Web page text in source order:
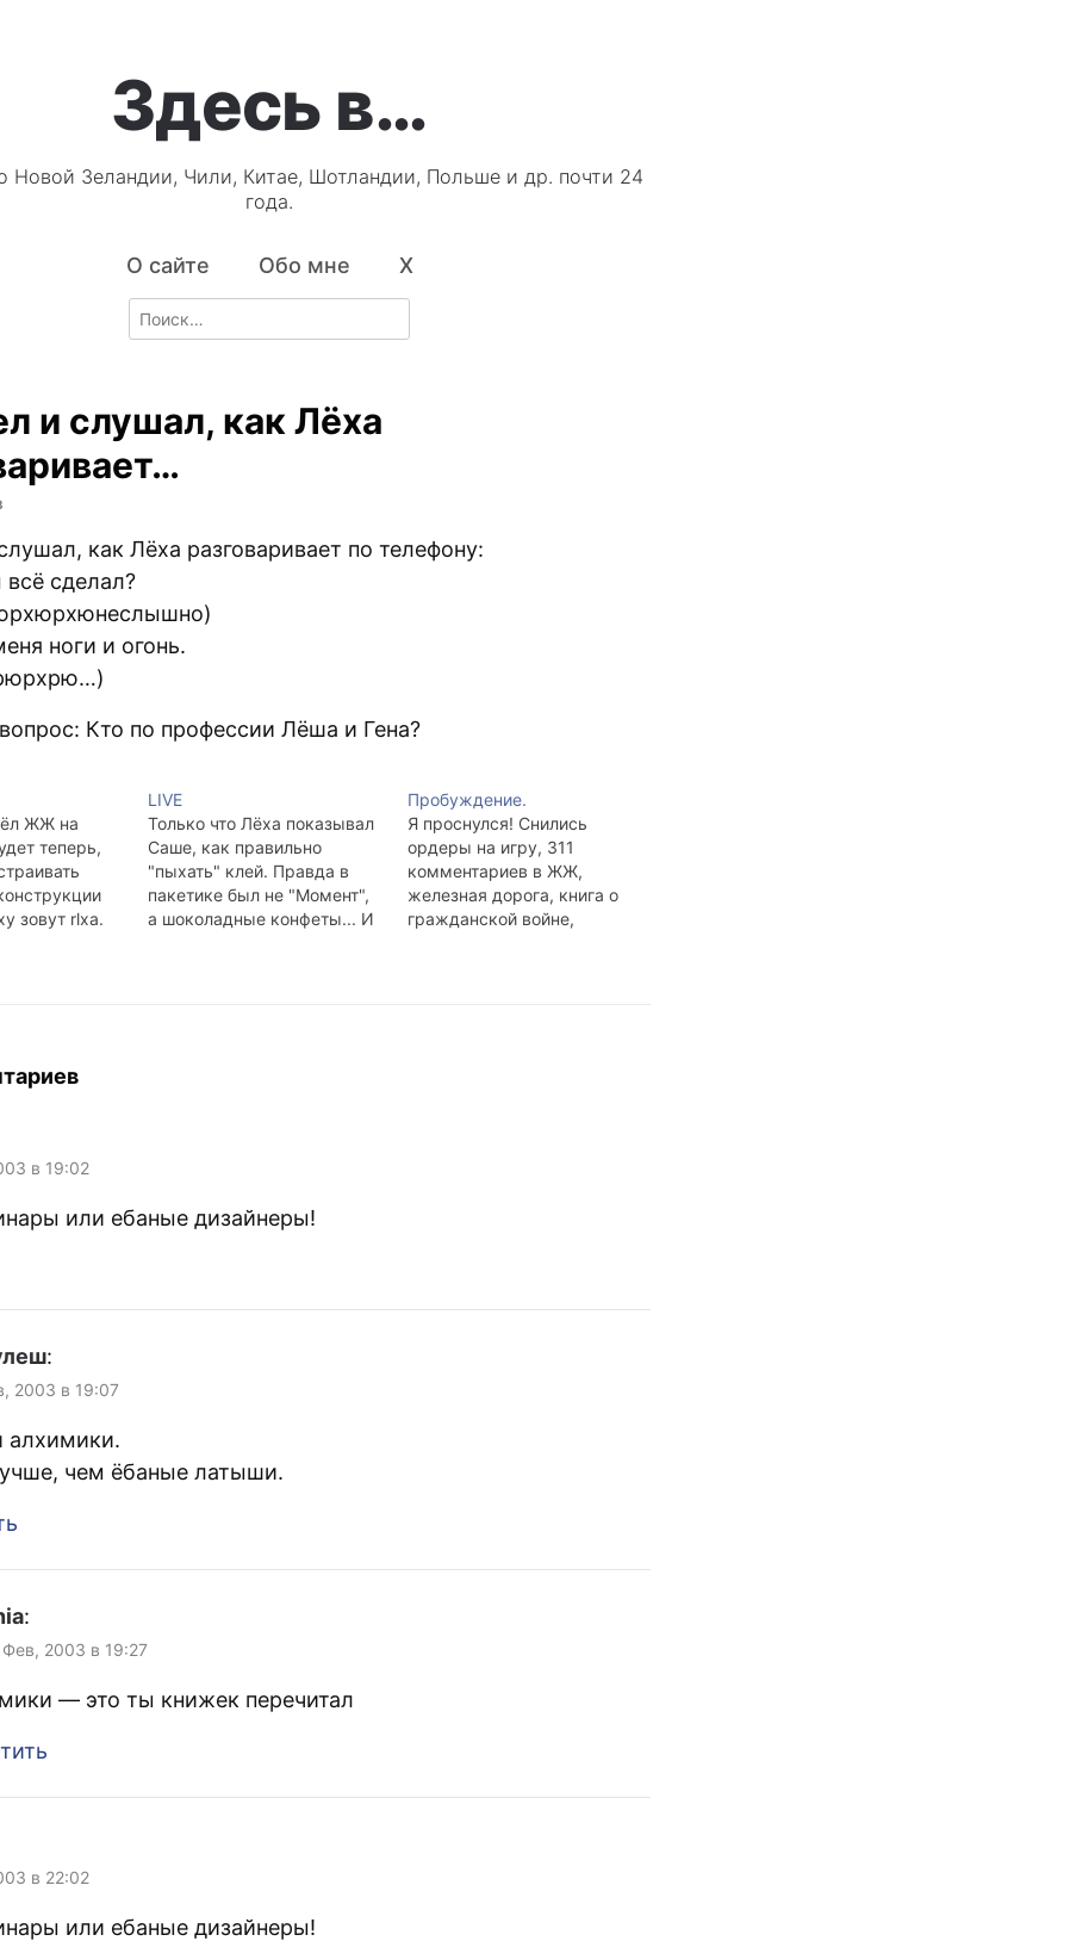
Здесь в…
Новой Зеландии, Чили, Китае, Шотландии, Польше и др. почти 24
года.
О сайте Обо мне X
Search
for:
и слушал, как Лёха
как Лёха разговаривает по телефону:
сделал?
ноги и огонь.
Кто по профессии Лёша и Гена?
ЖЖ на
теперь,
зовут rlxa.
LIVE
Только что Лёха показывал
Саше, как правильно
"пыхать" клей. Правда в
пакетике был не "Момент",
а шоколадные конфеты... И
Пробуждение.
Я проснулся! Снились
ордеры на игру, 311
комментариев в ЖЖ,
железная дорога, книга о
гражданской войне,
в 19:02
или ебаные дизайнеры!
:
2003 в 19:07
алхимики.
чем ёбаные латыши.
:
2003 в 19:27
— это ты книжек перечитал
в 22:02
или ебаные дизайнеры!